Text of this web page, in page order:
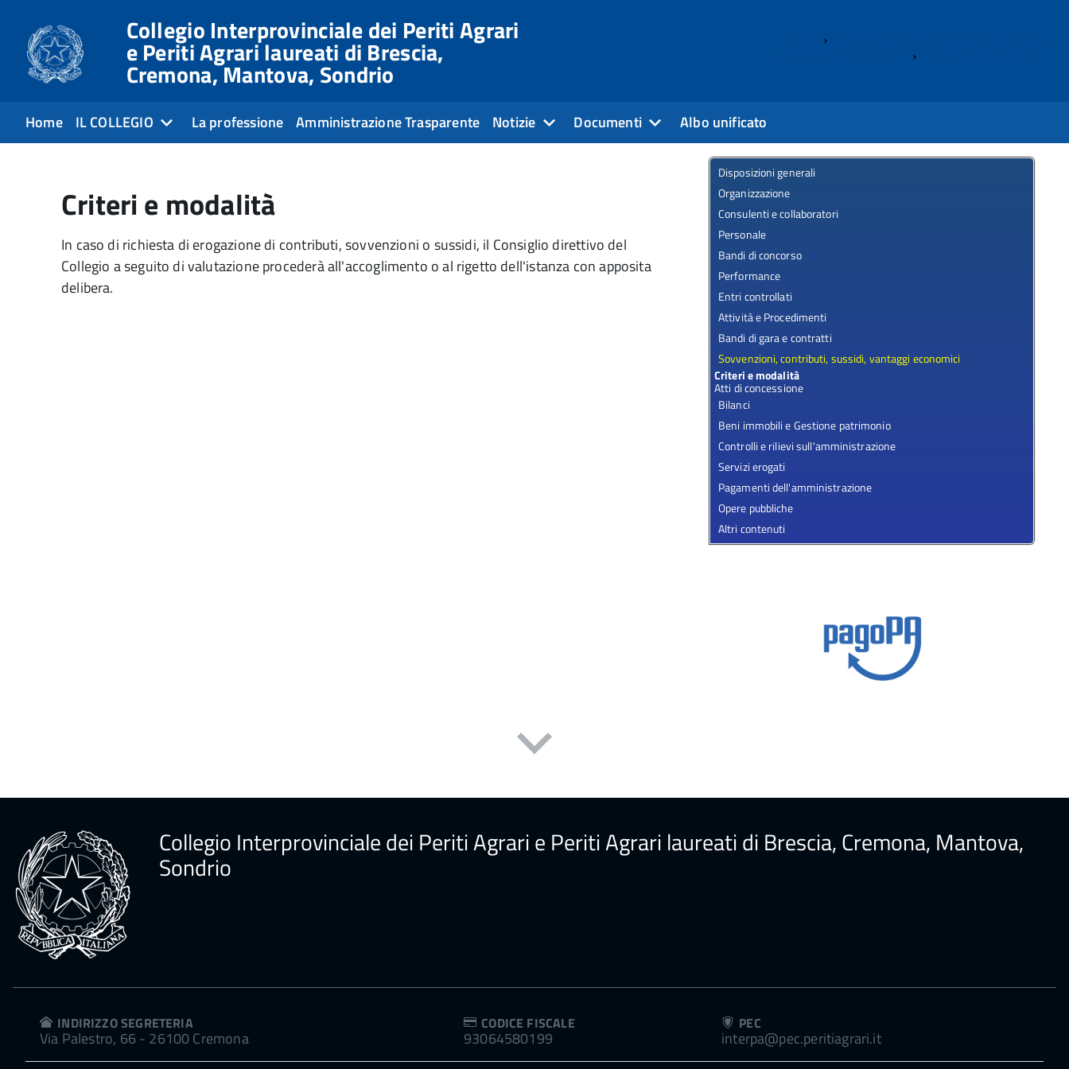
Collegio Interprovinciale dei Periti Agrari
e Periti Agrari laureati di Brescia,
Cremona, Mantova, Sondrio
Home IL COLLEGIO La professione Amministrazione Trasparente Notizie Documenti Albo unificato
Criteri e modalità
In caso di richiesta di erogazione di contributi, sovvenzioni o sussidi, il Consiglio direttivo del
Collegio a seguito di valutazione procederà all'accoglimento o al rigetto dell'istanza con apposita
delibera.
Disposizioni generali
Organizzazione
Consulenti e collaboratori
Personale
Bandi di concorso
Performance
Entri controllati
Attività e Procedimenti
Bandi di gara e contratti
Sovvenzioni, contributi, sussidi, vantaggi economici
Criteri e modalità
Atti di concessione
Bilanci
Beni immobili e Gestione patrimonio
Controlli e rilievi sull'amministrazione
Servizi erogati
Pagamenti dell'amministrazione
Opere pubbliche
Altri contenuti
Collegio Interprovinciale dei Periti Agrari e Periti Agrari laureati di Brescia, Cremona, Mantova,
Sondrio
INDIRIZZO SEGRETERIA
Via Palestro, 66 - 26100 Cremona
CODICE FISCALE
93064580199
PEC
interpa@pec.peritiagrari.it